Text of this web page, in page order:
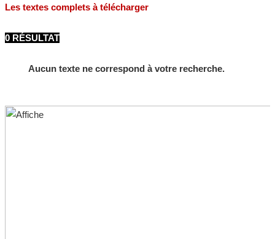
Les textes complets à télécharger
0 RÉSULTAT
Aucun texte ne correspond à votre recherche.